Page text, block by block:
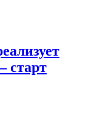
старт